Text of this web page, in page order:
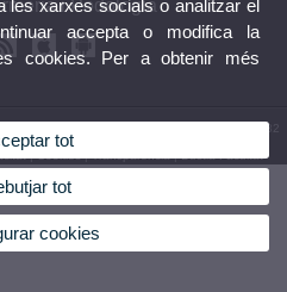
i Podologia
València. Espanya. Tel (+34) 96 386 41 82
|Cookies|Transparència|Bústia Facultat
les xarxes socials o analitzar el
accepta o modifica la
cookies. Per a obtenir més
tot
tot
cookies